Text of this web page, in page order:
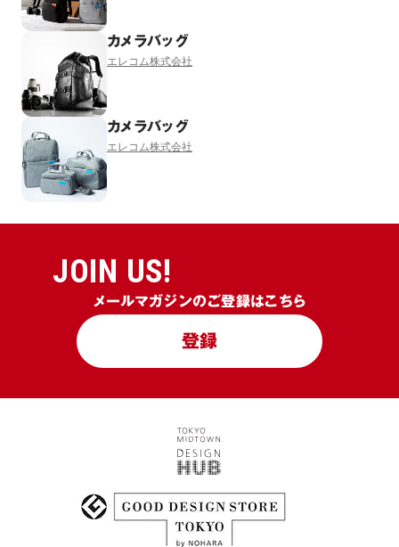
カメラバッグ
エレコム株式会社
カメラバッグ
エレコム株式会社
JOIN US!
メールマガジンのご登録はこちら
登録